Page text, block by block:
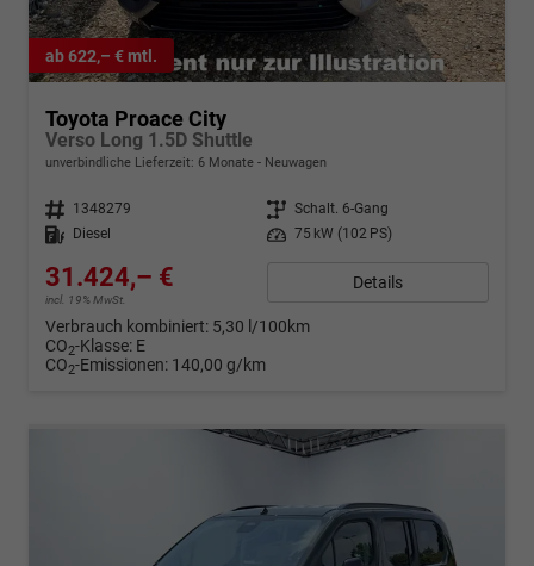
ab 622,– € mtl.
Toyota Proace City
Verso Long 1.5D Shuttle
unverbindliche Lieferzeit: 6 Monate Neuwagen
Fahrzeugnr. 1348279 Getriebe Schalt. 6-Gang
Kraftstoff
Diesel Leistung 75 kW (102 PS)
31.424,– €
incl. 19% MwSt.
Details
Verbrauch kombiniert: 5,30 l/100km
CO2-Klasse: E
CO2-Emissionen: 140,00 g/km